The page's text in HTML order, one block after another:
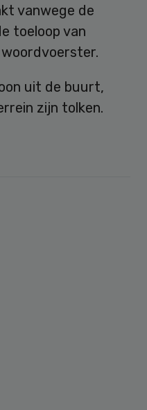
vanwege de
toeloop van
uit de buurt,
zijn tolken.